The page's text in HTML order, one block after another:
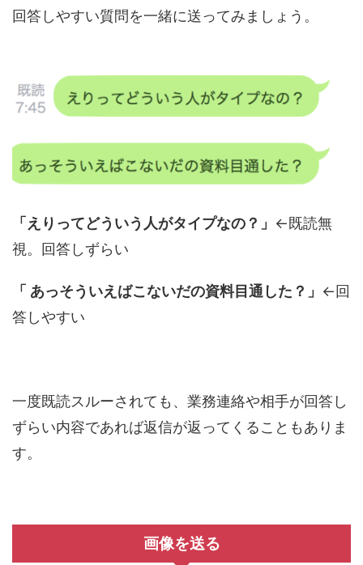
回答しやすい質問を一緒に送ってみましょう。
「えりってどういう人がタイプなの？」 ←既読無
視。回答しずらい
「 あっそういえばこないだの資料目通した？」 ←回
答しやすい
一度既読スルーされても、業務連絡や相手が回答し
ずらい内容であれば返信が返ってくることもありま
す。
画像を送る